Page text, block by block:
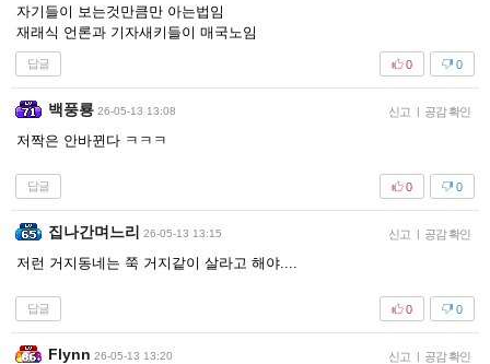
자기들이 보는것만큼만 아는법임
재래식 언론과 기자새키들이 매국노임
답글 0
0
백풍룡 26-05-13 13:08 신고 | 공감 확인
저짝은 안바뀐다 ㅋㅋㅋ
답글 0
0
집나간며느리 26-05-13 13:15 신고 | 공감 확인
저런 거지동네는 쭉 거지같이 살라고 해야....
답글 0
0
Flynn 26-05-13 13:20 신고 | 공감 확인